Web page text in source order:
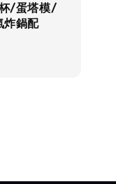
/蛋塔模/
鍋配